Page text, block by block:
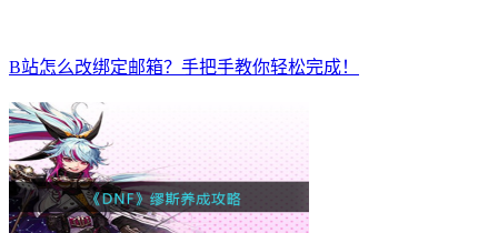
B站怎么改绑定邮箱？手把手教你轻松完成！